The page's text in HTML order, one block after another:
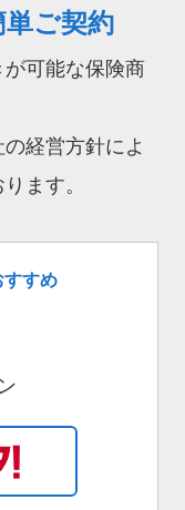
ご契約
可能な保険商
経営方針によ
ます。
すめ